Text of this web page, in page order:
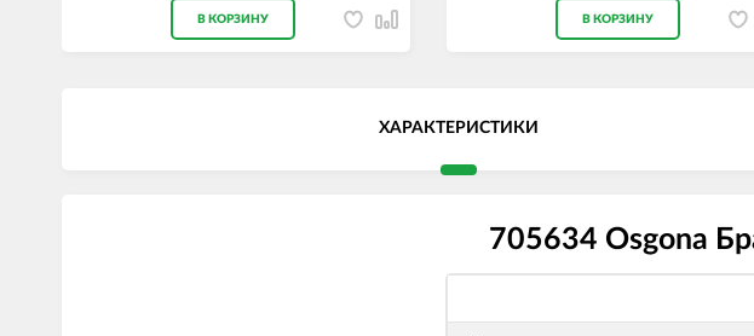
В КОРЗИНУ В КОРЗИНУ
ХАРАКТЕРИСТИКИ
705634 Osgona